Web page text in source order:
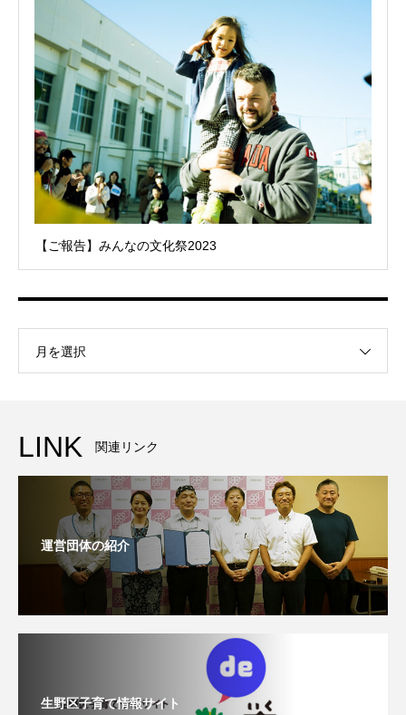
【ご報告】みんなの文化祭2023
月を選択
LINK 関連リンク
運営団体の紹介
生野区子育て情報サイト